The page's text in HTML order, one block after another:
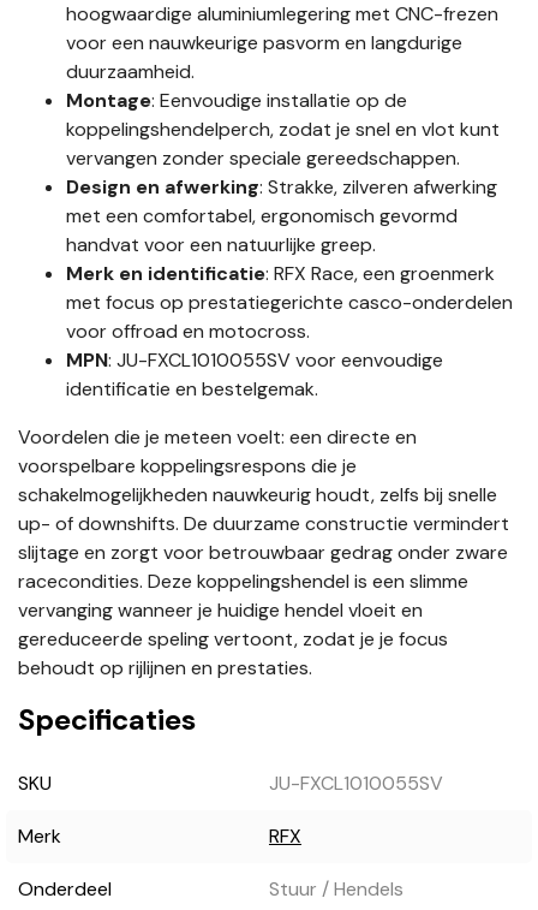
hoogwaardige aluminiumlegering met CNC-frezen
voor een nauwkeurige pasvorm en langdurige
duurzaamheid.
Montage: Eenvoudige installatie op de
koppelingshendelperch, zodat je snel en vlot kunt
vervangen zonder speciale gereedschappen.
Design en afwerking: Strakke, zilveren afwerking
met een comfortabel, ergonomisch gevormd
handvat voor een natuurlijke greep.
Merk en identificatie: RFX Race, een groenmerk
met focus op prestatiegerichte casco-onderdelen
voor offroad en motocross.
MPN: JU-FXCL1010055SV voor eenvoudige
identificatie en bestelgemak.
Voordelen die je meteen voelt: een directe en
voorspelbare koppelingsrespons die je
schakelmogelijkheden nauwkeurig houdt, zelfs bij snelle
up- of downshifts. De duurzame constructie vermindert
slijtage en zorgt voor betrouwbaar gedrag onder zware
racecondities. Deze koppelingshendel is een slimme
vervanging wanneer je huidige hendel vloeit en
gereduceerde speling vertoont, zodat je je focus
behoudt op rijlijnen en prestaties.
Specificaties
SKU JU-FXCL1010055SV
Merk RFX
Onderdeel Stuur / Hendels